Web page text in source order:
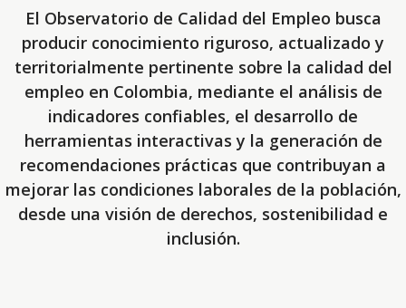
El Observatorio de Calidad del Empleo busca
producir conocimiento riguroso, actualizado y
territorialmente pertinente sobre la calidad del
empleo en Colombia, mediante el análisis de
indicadores confiables, el desarrollo de
herramientas interactivas y la generación de
recomendaciones prácticas que contribuyan a
mejorar las condiciones laborales de la población,
desde una visión de derechos, sostenibilidad e
inclusión.